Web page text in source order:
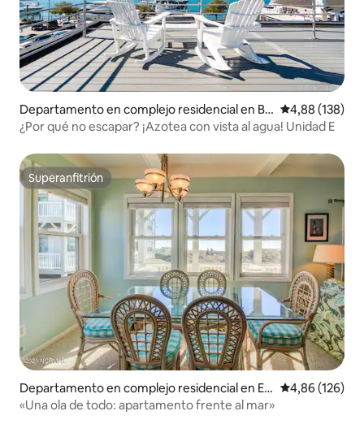
Departamento en complejo residencial en Be
aufort
Calificación
4,88 (138)
¿Por qué no escapar? ¡Azotea con vista al agua! Unidad E
Superanfitrión
Superanfitrión
Departamento en complejo residencial en E
merald Isle
Calificación
4,86 (126)
«Una ola de todo: apartamento frente al mar»